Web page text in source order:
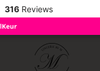
316 Reviews